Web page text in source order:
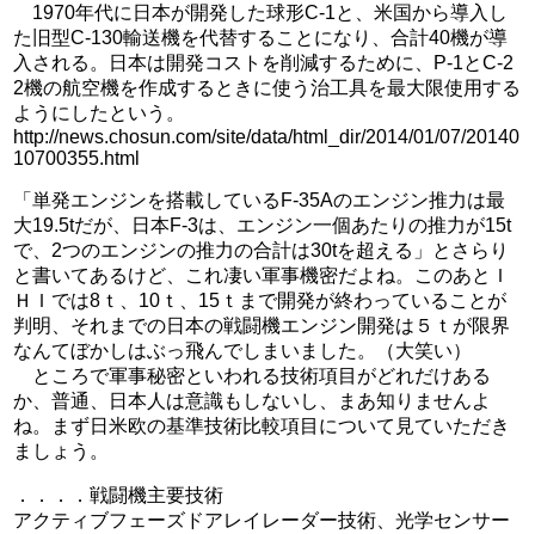
1970年代に日本が開発した球形C-1と、米国から導入し
た旧型C-130輸送機を代替することになり、合計40機が導
入される。日本は開発コストを削減するために、P-1とC-2
2機の航空機を作成するときに使う治工具を最大限使用する
ようにしたという。
http://news.chosun.com/site/data/html_dir/2014/01/07/20140
10700355.html
「単発エンジンを搭載しているF-35Aのエンジン推力は最
大19.5tだが、日本F-3は、エンジン一個あたりの推力が15t
で、2つのエンジンの推力の合計は30tを超える」とさらり
と書いてあるけど、これ凄い軍事機密だよね。このあとＩ
ＨＩでは8ｔ、10ｔ、15ｔまで開発が終わっていることが
判明、それまでの日本の戦闘機エンジン開発は５ｔが限界
なんてぼかしはぶっ飛んでしまいました。（大笑い）
ところで軍事秘密といわれる技術項目がどれだけある
か、普通、日本人は意識もしないし、まあ知りませんよ
ね。まず日米欧の基準技術比較項目について見ていただき
ましょう。
．．．．戦闘機主要技術
アクティブフェーズドアレイレーダー技術、光学センサー